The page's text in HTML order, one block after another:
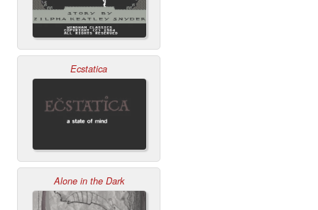
Ecstatica
Alone in the Dark